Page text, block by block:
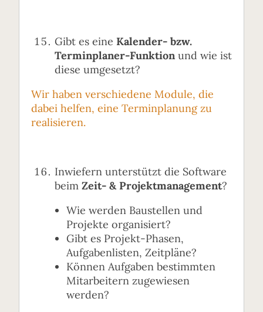
Gibt es eine Kalender- bzw.
Terminplaner-Funktion und wie ist
diese umgesetzt?
Wir haben verschiedene Module, die
dabei helfen, eine Terminplanung zu
realisieren.
Inwiefern unterstützt die Software
beim Zeit- & Projektmanagement?
Wie werden Baustellen und
Projekte organisiert?
Gibt es Projekt-Phasen,
Aufgabenlisten, Zeitpläne?
Können Aufgaben bestimmten
Mitarbeitern zugewiesen
werden?